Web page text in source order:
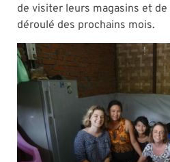
de visiter leurs magasins et
déroulé des prochains mois.